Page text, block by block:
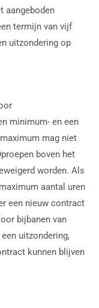
aangeboden
termijn van vijf
uitzondering op
minimum- en een
mag niet
boven het
worden. Als
aantal uren
een nieuw contract
bijbanen van
uitzondering,
kunnen blijven